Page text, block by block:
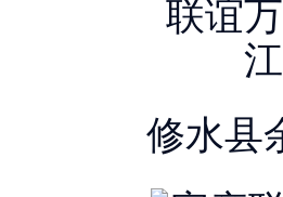
修水县